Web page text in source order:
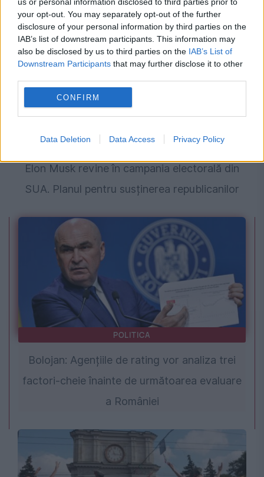
your opt-out. You may separately opt-out of the further
disclosure of your personal information by third parties on the
IAB’s list of downstream participants. This information may
also be disclosed by us to third parties on the IAB’s List of
Downstream Participants that may further disclose it to other
CONFIRM
Data Deletion Data Access Privacy Policy
INTERNATIONAL
Elon Musk revine în campania electorală din
SUA. Planul pentru susținerea republicanilor
POLITICA
Bolojan: Agențiile de rating vor analiza trei
factori-cheie înainte de următoarea evaluare
a României